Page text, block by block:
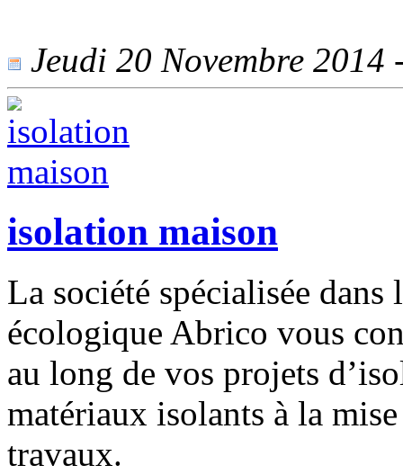
Jeudi 20 Novembre 2014
isolation maison
La société spécialisée
écologique Abrico vous
au long de vos projets
matériaux isolants à la
travaux.